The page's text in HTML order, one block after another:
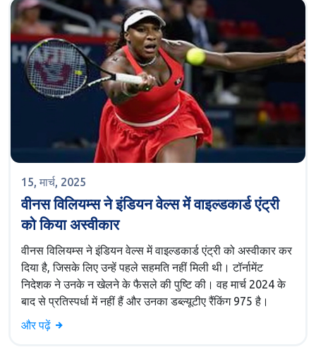
15, मार्च, 2025
वीनस विलियम्स ने इंडियन वेल्स में वाइल्डकार्ड एंट्री
को किया अस्वीकार
वीनस विलियम्स ने इंडियन वेल्स में वाइल्डकार्ड एंट्री को अस्वीकार कर
दिया है, जिसके लिए उन्हें पहले सहमति नहीं मिली थी। टॉर्नामेंट
निदेशक ने उनके न खेलने के फैसले की पुष्टि की। वह मार्च 2024 के
बाद से प्रतिस्पर्धा में नहीं हैं और उनका डब्ल्यूटीए रैंकिंग 975 है।
और पढ़ें